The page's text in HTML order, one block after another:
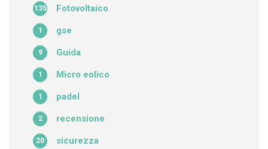
Fotovoltaico
135
gse
1
Guida
9
Micro eolico
1
padel
1
recensione
2
sicurezza
20